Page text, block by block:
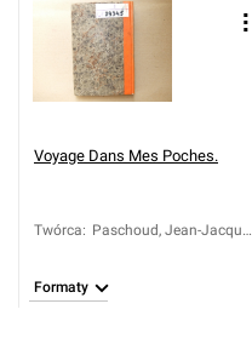
Voyage Dans Mes Poches.
Twórca: Paschoud, Jean-Jacques
Formaty